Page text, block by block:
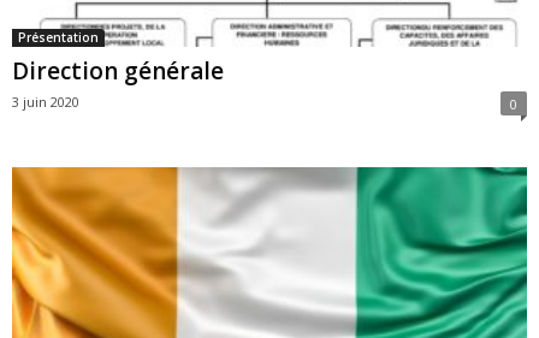
Présentation
Direction générale
3 juin 2020 0